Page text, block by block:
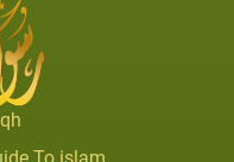
To islam